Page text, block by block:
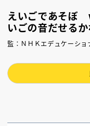
えいごであそ
いごの音だせる
監：ＮＨＫエデュケー